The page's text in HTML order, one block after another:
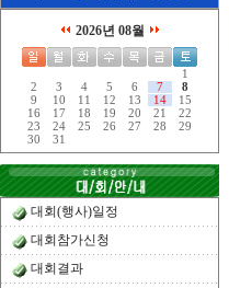
2026년 08월
1
2
3 4 5 6 7
8
9
10 11 12 13 14
15
16
17 18 19 20 21
22
23
24 25 26 27 28
29
30
31
대회(행사)일정
대회참가신청
대회결과